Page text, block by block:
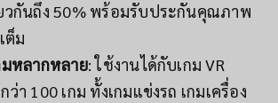
วกันถึง 50% พร้อมรับประกันคุณภาพ
ต็ม
มหลากหลาย: ใช้งานได้กับเกม VR
า 100 เกม ทั้งเกมแข่งรถ เกมเครื่อง